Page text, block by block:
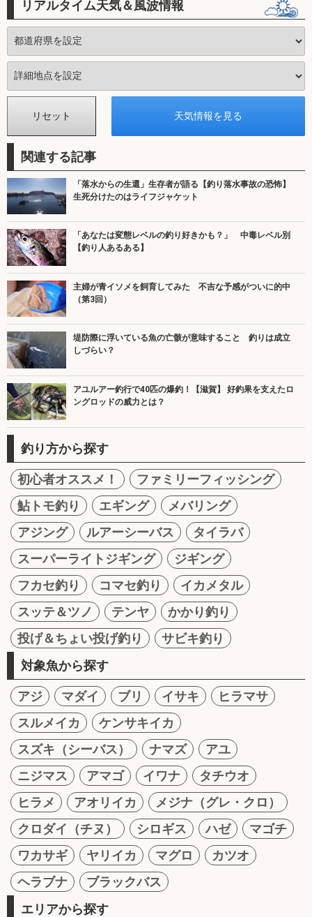
リアルタイム天気＆風波情報
関連する記事
「落水からの生還」生存者が語る【釣り落水事故の恐怖】
生死分けたのはライフジャケット
「あなたは変態レベルの釣り好きかも？」 中毒レベル別
【釣り人あるある】
主婦が青イソメを飼育してみた 不吉な予感がついに的中
（第3回）
堤防際に浮いている魚の亡骸が意味すること 釣りは成立
しづらい？
アユルアー釣行で40匹の爆釣！【滋賀】 好釣果を支えたロ
ングロッドの威力とは？
釣り方から探す
初心者オススメ！
ファミリーフィッシング
鮎トモ釣り
エギング
メバリング
アジング
ルアーシーバス
タイラバ
スーパーライトジギング
ジギング
フカセ釣り
コマセ釣り
イカメタル
スッテ＆ツノ
テンヤ
かかり釣り
投げ＆ちょい投げ釣り
サビキ釣り
対象魚から探す
アジ マダイ ブリ イサキ
ヒラマサ
スルメイカ
ケンサキイカ
スズキ（シーバス）
ナマズ
アユ
ニジマス
アマゴ イワナ
タチウオ
ヒラメ
アオリイカ
メジナ（グレ・クロ）
クロダイ（チヌ）
シロギス ハゼ
マゴチ
ワカサギ
ヤリイカ マグロ
カツオ
ヘラブナ
ブラックバス
エリアから探す